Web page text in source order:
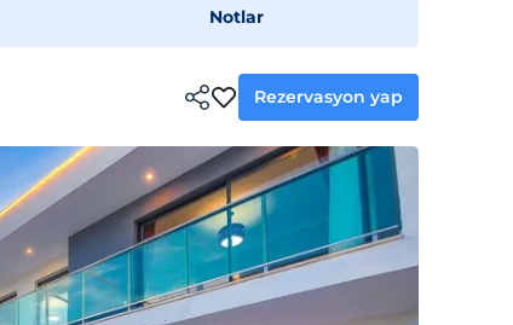
Notlar
Rezervasyon yap